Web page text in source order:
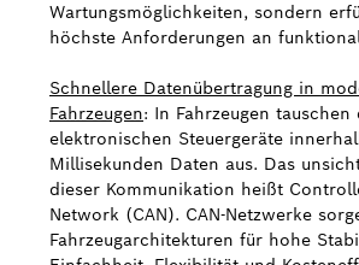
Wartungsmöglichkeiten, sondern
höchste Anforderungen an
Schnellere Datenübertragung in
Fahrzeugen: In Fahrzeugen tauschen
elektronischen Steuergeräte
Millisekunden Daten aus. Das
dieser Kommunikation heißt
Network (CAN). CAN-Netzwerke
Fahrzeugarchitekturen für hohe